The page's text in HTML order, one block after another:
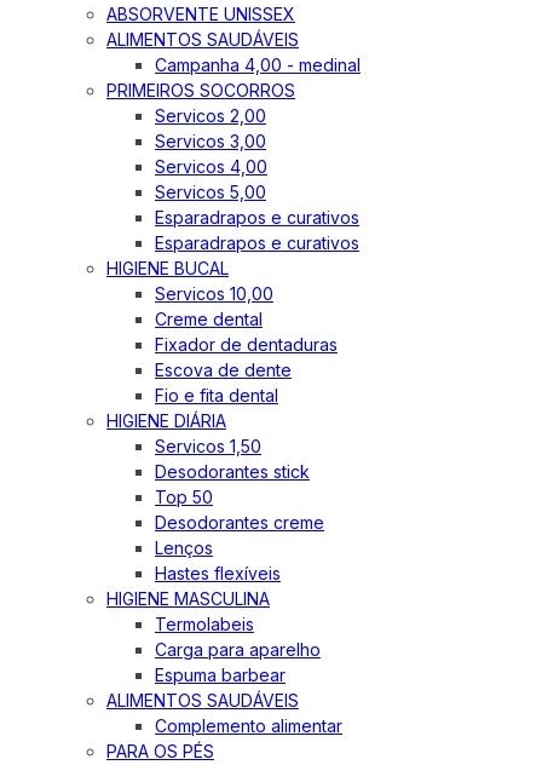
ABSORVENTE UNISSEX
ALIMENTOS SAUDÁVEIS
Campanha 4,00 - medinal
PRIMEIROS SOCORROS
Servicos 2,00
Servicos 3,00
Servicos 4,00
Servicos 5,00
Esparadrapos e curativos
Esparadrapos e curativos
HIGIENE BUCAL
Servicos 10,00
Creme dental
Fixador de dentaduras
Escova de dente
Fio e fita dental
HIGIENE DIÁRIA
Servicos 1,50
Desodorantes stick
Top 50
Desodorantes creme
Lenços
Hastes flexíveis
HIGIENE MASCULINA
Termolabeis
Carga para aparelho
Espuma barbear
ALIMENTOS SAUDÁVEIS
Complemento alimentar
PARA OS PÉS